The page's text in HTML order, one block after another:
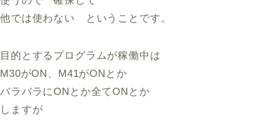
他では使わない ということです。
目的とするプログラムが稼働中は
M30がON、M41がONとか
バラバラにONとか全てONとか
しますが